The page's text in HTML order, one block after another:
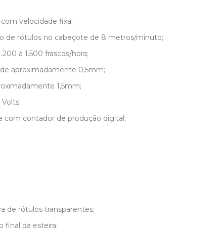
velocidade fixa;
de rótulos no cabeçote de 8 metros/minuto;
à 1.500 frascos/hora;
aproximadamente 0,5mm;
1,5mm;
com contador de produção digital;
de rótulos transparentes;
final da esteira;